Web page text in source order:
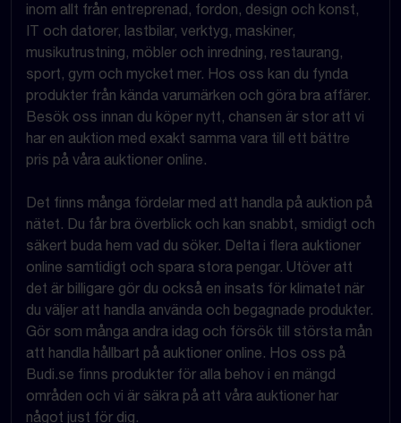
inom allt från entreprenad, fordon, design och konst,
IT och datorer, lastbilar, verktyg, maskiner,
musikutrustning, möbler och inredning, restaurang,
sport, gym och mycket mer. Hos oss kan du fynda
produkter från kända varumärken och göra bra affärer.
Besök oss innan du köper nytt, chansen är stor att vi
har en auktion med exakt samma vara till ett bättre
pris på våra auktioner online.
Det finns många fördelar med att handla på auktion på
nätet. Du får bra överblick och kan snabbt, smidigt och
säkert buda hem vad du söker. Delta i flera auktioner
online samtidigt och spara stora pengar. Utöver att
det är billigare gör du också en insats för klimatet när
du väljer att handla använda och begagnade produkter.
Gör som många andra idag och försök till största mån
att handla hållbart på auktioner online. Hos oss på
Budi.se finns produkter för alla behov i en mängd
områden och vi är säkra på att våra auktioner har
något just för dig.